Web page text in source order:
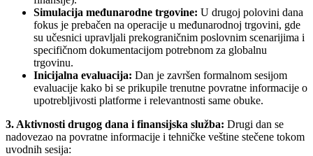
Simulacija međunarodne trgovine: U drugoj polovini dana
fokus je prebačen na operacije u međunarodnoj trgovini, gde
su učesnici upravljali prekograničnim poslovnim scenarijima i
specifičnom dokumentacijom potrebnom za globalnu
trgovinu.
Inicijalna evaluacija: Dan je završen formalnom sesijom
evaluacije kako bi se prikupile trenutne povratne informacije o
upotrebljivosti platforme i relevantnosti same obuke.
3. Aktivnosti drugog dana i finansijska služba: Drugi dan se
nadovezao na povratne informacije i tehničke veštine stečene tokom
uvodnih sesija: